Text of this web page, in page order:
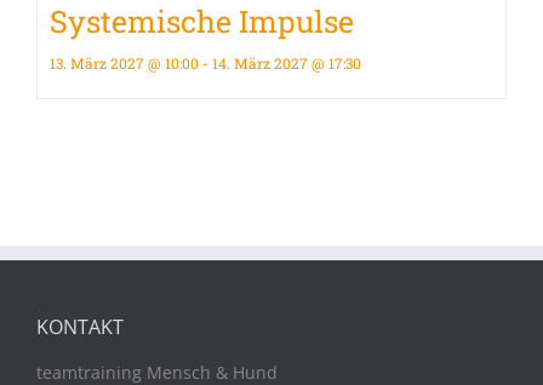
Systemische Impulse
13. März 2027 @ 10:00 - 14. März 2027 @ 17:30
KONTAKT
teamtraining Mensch & Hund